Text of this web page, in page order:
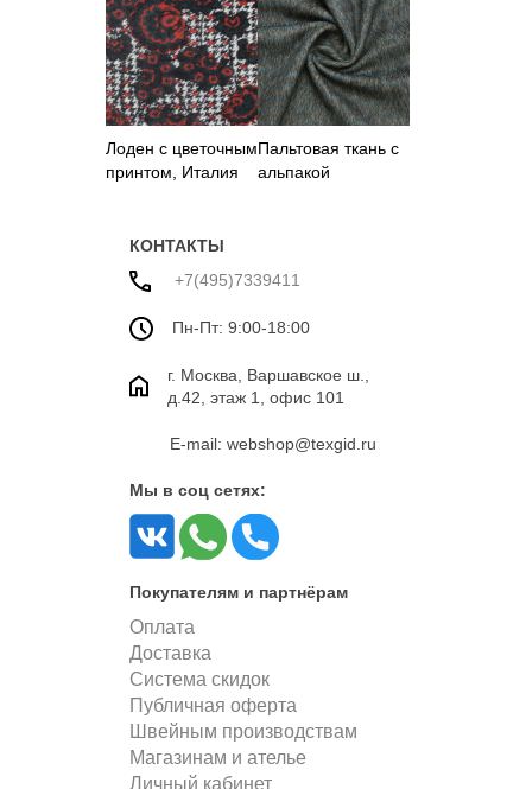
коричневым
Лоден с цветочным
принтом, Италия
Пальтовая ткань с
альпакой
КОНТАКТЫ
+7(495)7339411
Пн-Пт: 9:00-18:00
г. Москва, Варшавское ш.,
д.42, этаж 1, офис 101
E-mail: webshop@texgid.ru
Мы в соц сетях:
Покупателям и партнёрам
Оплата
Доставка
Система скидок
Публичная оферта
Швейным производствам
Магазинам и ателье
Личный кабинет